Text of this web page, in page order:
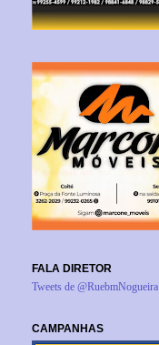
FALA DIRETOR
Tweets de @RuebmNogueira
CAMPANHAS